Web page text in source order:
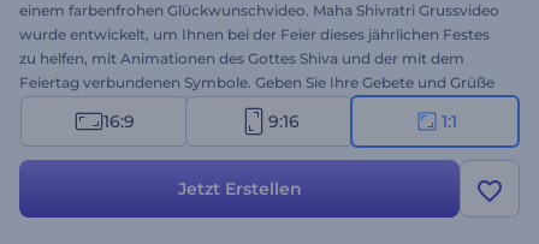
einem farbenfrohen Glückwunschvideo. Maha Shivratri Grussvideo
wurde entwickelt, um Ihnen bei der Feier dieses jährlichen Festes
zu helfen, mit Animationen des Gottes Shiva und der mit dem
Feiertag verbundenen Symbole. Geben Sie Ihre Gebete und Grüße
mit den animierten Szenen dieser thematischen Vorlage ein, laden
Sie Ihr Logo hoch und erhalten Sie mit wenigen Klicks einen
Videogrüße, Festtagsfeiern, Präsentationseröffnungen und vieles
16:9 9:16 1:1
Jetzt Erstellen